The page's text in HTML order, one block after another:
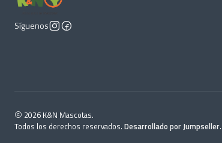
Síguenos
2026 K&N Mascotas.
Todos los derechos reservados. Desarrollado por Jumpseller.